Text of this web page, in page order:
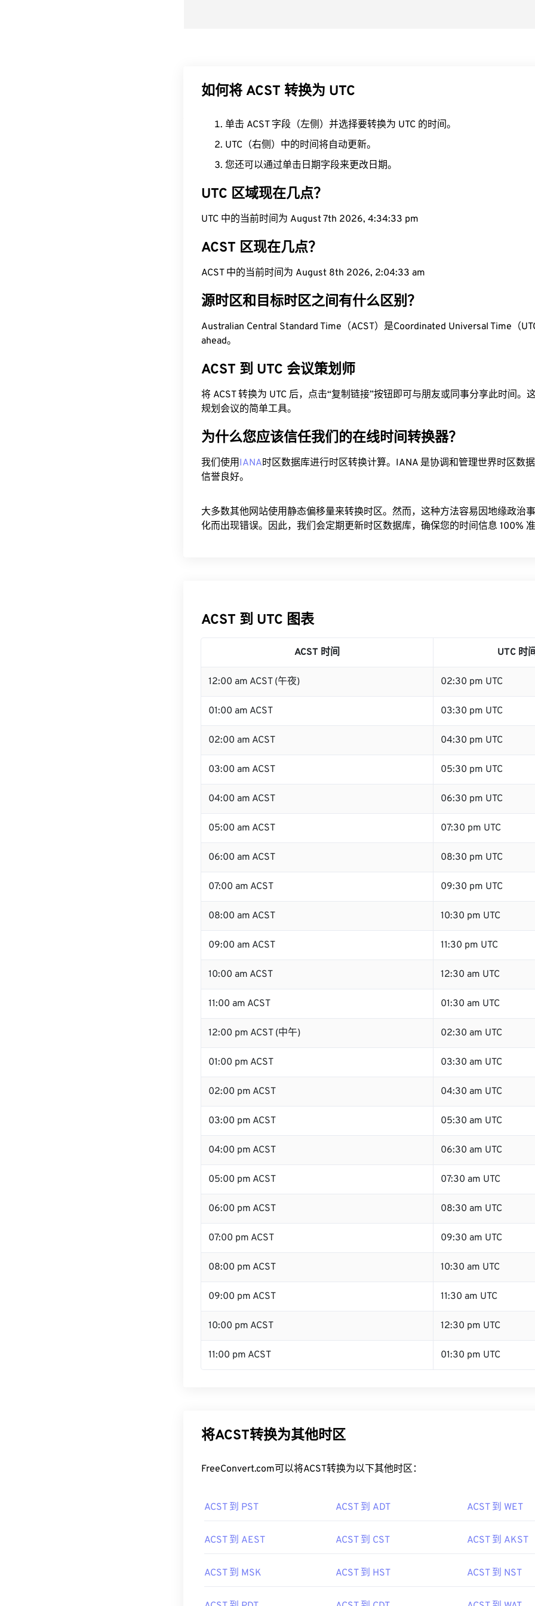
如何将 ACST 转换为 UTC
单击 ACST 字段（左侧）并选择要转换为 UTC 的时间。
UTC（右侧）中的时间将自动更新。
您还可以通过单击日期字段来更改日期。
UTC 区域现在几点？
UTC 中的当前时间为 August 7th 2026, 4:34:34 pm
ACST 区现在几点？
ACST 中的当前时间为 August 8th 2026, 2:04:34 am
源时区和目标时区之间有什么区别？
Australian Central Standard Time（ACST）是Coordinated Universal Time（
ahead。
ACST 到 UTC 会议策划师
将 ACST 转换为 UTC 后，点击“复制链接”按钮即可与朋友或同事分享此时间。
规划会议的简单工具。
为什么您应该信任我们的在线时间转换器？
我们使用IANA时区数据库进行时区转换计算。IANA 是协调和管理世界时区数
信誉良好。
大多数其他网站使用静态偏移量来转换时区。然而，这种方法容易因地缘政治
化而出现错误。因此，我们会定期更新时区数据库，确保您的时间信息 100%
ACST 到 UTC 图表
ACST 时间 UTC 时
12:00 am ACST (午夜) 02:30 pm UTC
01:00 am ACST 03:30 pm UTC
02:00 am ACST 04:30 pm UTC
03:00 am ACST 05:30 pm UTC
04:00 am ACST 06:30 pm UTC
05:00 am ACST 07:30 pm UTC
06:00 am ACST 08:30 pm UTC
07:00 am ACST 09:30 pm UTC
08:00 am ACST 10:30 pm UTC
09:00 am ACST 11:30 pm UTC
10:00 am ACST 12:30 am UTC
11:00 am ACST 01:30 am UTC
12:00 pm ACST (中午) 02:30 am UTC
01:00 pm ACST 03:30 am UTC
02:00 pm ACST 04:30 am UTC
03:00 pm ACST 05:30 am UTC
04:00 pm ACST 06:30 am UTC
05:00 pm ACST 07:30 am UTC
06:00 pm ACST 08:30 am UTC
07:00 pm ACST 09:30 am UTC
08:00 pm ACST 10:30 am UTC
09:00 pm ACST 11:30 am UTC
10:00 pm ACST 12:30 pm UTC
11:00 pm ACST 01:30 pm UTC
将ACST转换为其他时区
FreeConvert.com可以将ACST转换为以下其他时区：
ACST 到 PST ACST 到 ADT ACST 到 WET
ACST 到 AEST ACST 到 CST ACST 到 AKST
ACST 到 MSK ACST 到 HST ACST 到 NST